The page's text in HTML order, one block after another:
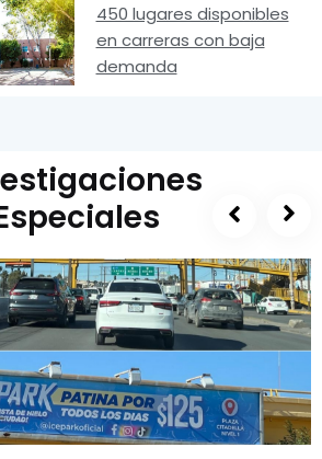
450 lugares disponibles
en carreras con baja
demanda